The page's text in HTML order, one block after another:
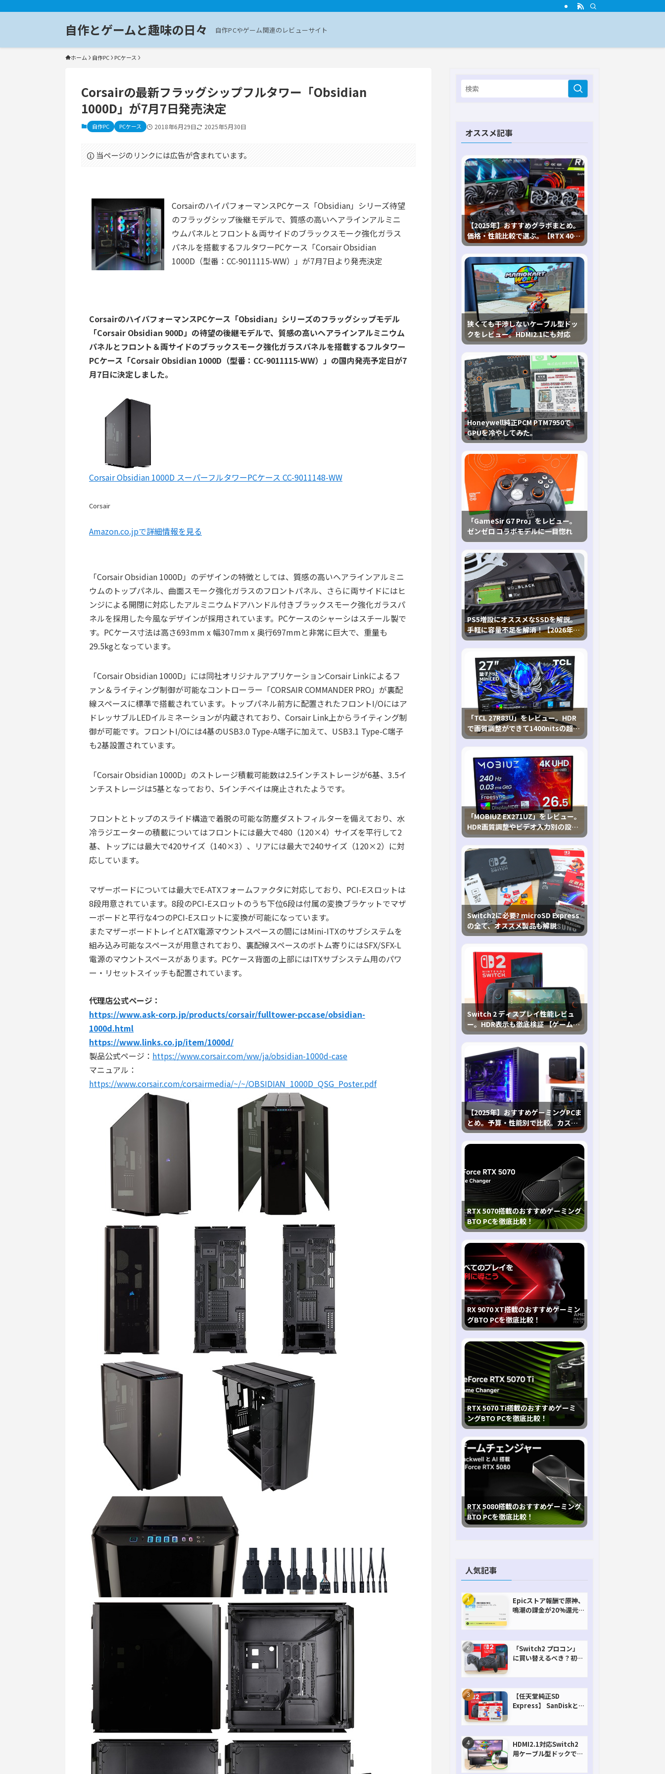
自作とゲームと趣味の日々 自作PCやゲーム関連のレビューサイト
ホーム 自作PC PCケース
Corsairの最新フラッグシップフルタワー「Obsidian
1000D」が7月7日発売決定
自作PC PCケース 2018年6月29日 2025年5月30日
当ページのリンクには広告が含まれています。
CorsairのハイパフォーマンスPCケース「Obsidian」シリーズ待望
のフラッグシップ後継モデルで、質感の高いヘアラインアルミニ
ウムパネルとフロント＆両サイドのブラックスモーク強化ガラス
パネルを搭載するフルタワーPCケース「Corsair Obsidian
1000D（型番：CC-9011115-WW）」が7月7日より発売決定
CorsairのハイパフォーマンスPCケース「Obsidian」シリーズのフラッグシップモデル
「Corsair Obsidian 900D」の待望の後継モデルで、質感の高いヘアラインアルミニウム
パネルとフロント＆両サイドのブラックスモーク強化ガラスパネルを搭載するフルタワー
PCケース「Corsair Obsidian 1000D（型番：CC-9011115-WW）」の国内発売予定日が7
月7日に決定しました。
Corsair Obsidian 1000D スーパーフルタワーPCケース CC-9011148-WW
Corsair
Amazon.co.jpで詳細情報を見る
「Corsair Obsidian 1000D」のデザインの特徴としては、質感の高いヘアラインアルミニ
ウムのトップパネル、曲面スモーク強化ガラスのフロントパネル、さらに両サイドにはヒ
ンジによる開閉に対応したアルミニウムドアハンドル付きブラックスモーク強化ガラスパ
ネルを採用した今風なデザインが採用されています。PCケースのシャーシはスチール製で
す。PCケース寸法は高さ693mm x 幅307mm x 奥行697mmと非常に巨大で、重量も
29.5kgとなっています。
「Corsair Obsidian 1000D」には同社オリジナルアプリケーションCorsair Linkによるフ
ァン＆ライティング制御が可能なコントローラー「CORSAIR COMMANDER PRO」が裏配
線スペースに標準で搭載されています。トップパネル前方に配置されたフロントI/Oにはア
ドレッサブルLEDイルミネーションが内蔵されており、Corsair Link上からライティング制
御が可能です。フロントI/Oには4基のUSB3.0 Type-A端子に加えて、USB3.1 Type-C端子
も2基設置されています。
「Corsair Obsidian 1000D」のストレージ積載可能数は2.5インチストレージが6基、3.5イ
ンチストレージは5基となっており、5インチベイは廃止されたようです。
フロントとトップのスライド構造で着脱の可能な防塵ダストフィルターを備えており、水
冷ラジエーターの積載についてはフロントには最大で480（120×4）サイズを平行して2
基、トップには最大で420サイズ（140×3）、リアには最大で240サイズ（120×2）に対
応しています。
マザーボードについては最大でE-ATXフォームファクタに対応しており、PCI-Eスロットは
8段用意されています。8段のPCI-Eスロットのうち下位6段は付属の変換ブラケットでマザ
ーボードと平行な4つのPCI-Eスロットに変換が可能になっています。
またマザーボードトレイとATX電源マウントスペースの間にはMini-ITXのサブシステムを
組み込み可能なスペースが用意されており、裏配線スペースのボトム寄りにはSFX/SFX-L
電源のマウントスペースがあります。PCケース背面の上部にはITXサブシステム用のパワ
ー・リセットスイッチも配置されています。
代理店公式ページ：
https://www.ask-corp.jp/products/corsair/fulltower-pccase/obsidian-
1000d.html
https://www.links.co.jp/item/1000d/
製品公式ページ： https://www.corsair.com/ww/ja/obsidian-1000d-case
マニュアル：
https://www.corsair.com/corsairmedia/~/~/OBSIDIAN_1000D_QSG_Poster.pdf
オススメ記事
【2025年】おすすめグラボまとめ。
価格・性能比較で選ぶ。【RTX 40,
RX 7000各種に対応】
狭くても干渉しないケーブル型ドッ
クをレビュー。HDMI2.1にも対応
Honeywell純正PCM PTM7950で
GPUを冷やしてみた。
「GameSir G7 Pro」をレビュー。
ゼンゼロ コラボモデルに一目惚れ
PS5増設にオススメなSSDを解説。
手軽に容量不足を解消！【2026年最
新、PS5 Proにも対応】
「TCL 27R83U」をレビュー。HDR
で画質調整ができて1400nitsの超高
輝度も発揮！
「MOBIUZ EX271UZ」をレビュー。
HDR画質調整やビデオ入力別の設定
が可能な4K有機ELゲーミングモニタ
を徹底検証
Switch2に必要? microSD Express
の全て、オススメ製品も解説
Switch 2 ディスプレイ性能レビュ
ー。HDR表示も徹底検証 【ゲームに
おけるHDRの未来を切り開く1台！】
【2025年】おすすめゲーミングPCま
とめ。予算・性能別で比較。カスタ
マイズ指南も
RTX 5070搭載のおすすめゲーミング
BTO PCを徹底比較！
RX 9070 XT搭載のおすすめゲーミン
グBTO PCを徹底比較！
RTX 5070 Ti搭載のおすすめゲーミ
ングBTO PCを徹底比較！
RTX 5080搭載のおすすめゲーミング
BTO PCを徹底比較！
人気記事
Epicストア報酬で原神、
鳴潮の課金が20%還元
「Switch2 プロコン」
に買い替えるべき？初代
【任天堂純正SD
Express】 SanDiskと
HDMI2.1対応Switch2
用ケーブル型ドックで省